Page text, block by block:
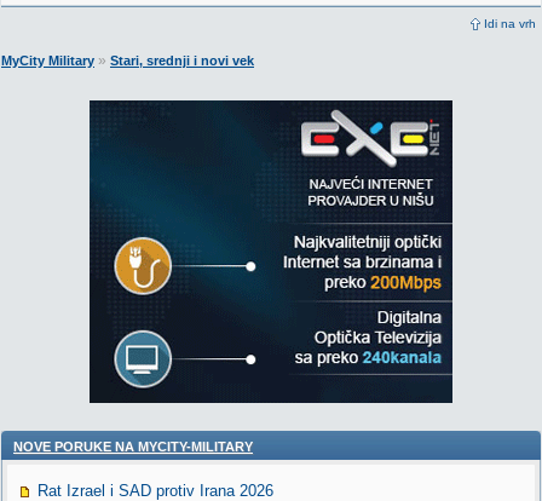
Idi na vrh
MyCity Military » Stari, srednji i novi vek
NOVE PORUKE NA MYCITY-MILITARY
Rat Izrael i SAD protiv Irana 2026